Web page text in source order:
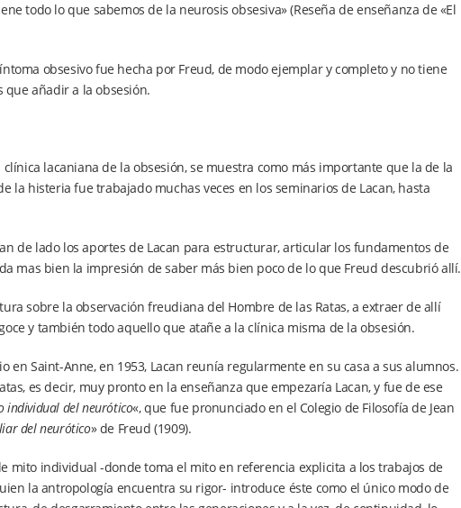
todo lo que sabemos de la neurosis obsesiva» (Reseña de enseñanza de «El
obsesivo fue hecha por Freud, de modo ejemplar y completo y no tiene
que añadir a la obsesión.
lacaniana de la obsesión, se muestra como más importante que la de la
la histeria fue trabajado muchas veces en los seminarios de Lacan, hasta
de lado los aportes de Lacan para estructurar, articular los fundamentos de
mas bien la impresión de saber más bien poco de lo que Freud descubrió allí.
sobre la observación freudiana del Hombre de las Ratas, a extraer de allí
y también todo aquello que atañe a la clínica misma de la obsesión.
en Saint-Anne, en 1953, Lacan reunía regularmente en su casa a sus alumnos.
es decir, muy pronto en la enseñanza que empezaría Lacan, y fue de ese
individual del neurótico«, que fue pronunciado en el Colegio de Filosofía de Jean
del neurótico» de Freud (1909).
mito individual -donde toma el mito en referencia explicita a los trabajos de
la antropología encuentra su rigor- introduce éste como el único modo de